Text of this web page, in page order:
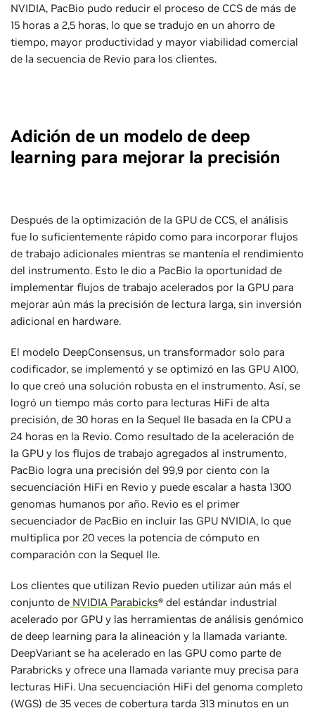
NVIDIA, PacBio pudo reducir el proceso de CCS de más de
15 horas a 2,5 horas, lo que se tradujo en un ahorro de
tiempo, mayor productividad y mayor viabilidad comercial
de la secuencia de Revio para los clientes.
Adición de un modelo de deep
learning para mejorar la precisión
Después de la optimización de la GPU de CCS, el análisis
fue lo suficientemente rápido como para incorporar flujos
de trabajo adicionales mientras se mantenía el rendimiento
del instrumento. Esto le dio a PacBio la oportunidad de
implementar flujos de trabajo acelerados por la GPU para
mejorar aún más la precisión de lectura larga, sin inversión
adicional en hardware.
El modelo DeepConsensus, un transformador solo para
codificador, se implementó y se optimizó en las GPU A100,
lo que creó una solución robusta en el instrumento. Así, se
logró un tiempo más corto para lecturas HiFi de alta
precisión, de 30 horas en la Sequel IIe basada en la CPU a
24 horas en la Revio. Como resultado de la aceleración de
la GPU y los flujos de trabajo agregados al instrumento,
PacBio logra una precisión del 99,9 por ciento con la
secuenciación HiFi en Revio y puede escalar a hasta 1300
genomas humanos por año. Revio es el primer
secuenciador de PacBio en incluir las GPU NVIDIA, lo que
multiplica por 20 veces la potencia de cómputo en
comparación con la Sequel IIe.
Los clientes que utilizan Revio pueden utilizar aún más el
conjunto de NVIDIA Parabicks® del estándar industrial
acelerado por GPU y las herramientas de análisis genómico
de deep learning para la alineación y la llamada variante.
DeepVariant se ha acelerado en las GPU como parte de
Parabricks y ofrece una llamada variante muy precisa para
lecturas HiFi. Una secuenciación HiFi del genoma completo
(WGS) de 35 veces de cobertura tarda 313 minutos en un